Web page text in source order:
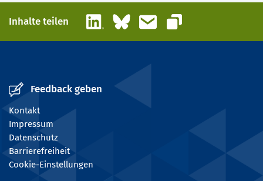
Inhalte teilen LinkedInBlueskyE-Mail
Link kopieren
Feedback geben
Kontakt
Impressum
Datenschutz
Barrierefreiheit
Cookie-Einstellungen